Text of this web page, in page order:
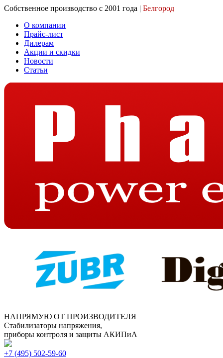
Собственное производство с 2001 года | Белгород
О компании
Прайс-лист
Дилерам
Акции и скидки
Новости
Статьи
НАПРЯМУЮ ОТ ПРОИЗВОДИТЕЛЯ
Стабилизаторы напряжения,
приборы контроля и защиты АКИПиА
+7 (495) 502-59-60